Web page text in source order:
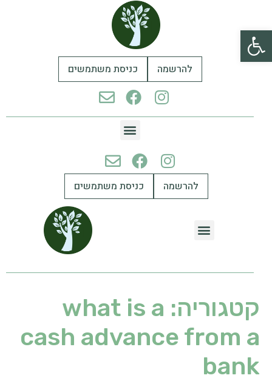
פתח סרגל נגישות
להרשמה כניסת משתמשים
להרשמה כניסת משתמשים
קטגוריה: what is a
cash advance from a
bank